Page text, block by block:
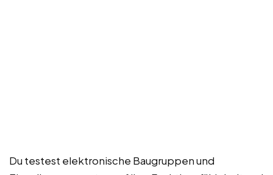
Du testest elektronische Baugruppen und